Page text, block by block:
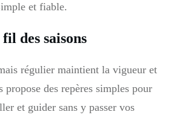
et fiable.
des saisons
régulier maintient la vigueur et
des repères simples pour
et guider sans y passer vos